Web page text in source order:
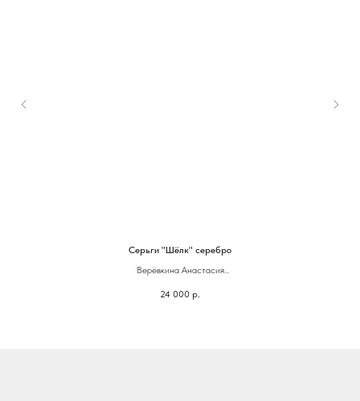
Серьги "Шёлк" серебро
Верёвкина Анастасия
Латунь, серебрение, фианиты
24 000 р.